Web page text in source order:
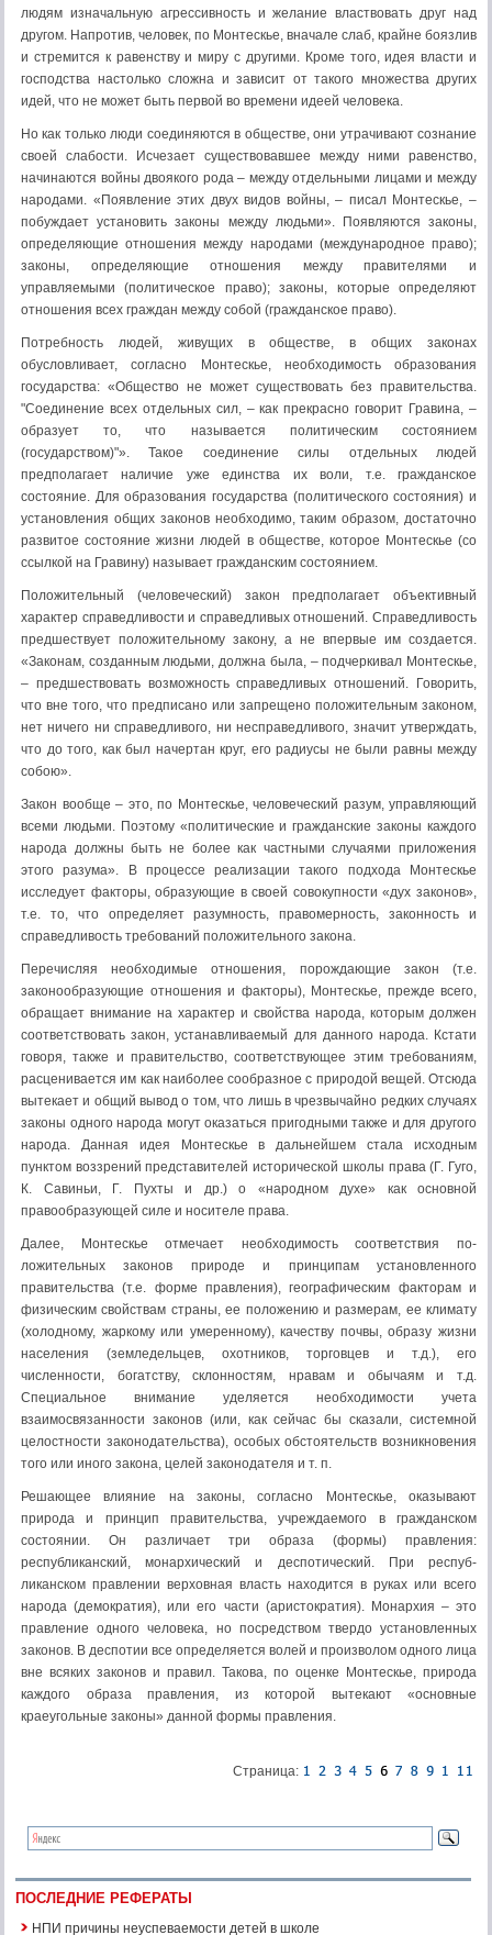
людям изначальную агрессивность и желание властво­вать друг над
другом. Напротив, человек, по Монтескье, вначале слаб, крайне боязлив
и стремится к равенству и миру с другими. Кроме того, идея власти и
господства настолько сложна и зависит от такого множества других
идей, что не может быть первой во времени идеей человека.
Но как только люди соединяются в обществе, они утрачивают сознание
своей слабости. Исчезает существовавшее между ними равенство,
начинаются войны двоякого рода – между отдель­ными лицами и между
народами. «Появление этих двух видов войны, – писал Монтескье, –
побуждает установить законы между людьми». Появляются законы,
определяющие отношения между народами (международное право);
законы, определя­ющие отношения между правителями и
управляемыми (поли­тическое право); законы, которые определяют
отношения всех граждан между собой (гражданское право).
Потребность людей, живущих в обществе, в общих законах
обусловливает, согласно Монтескье, необходимость образования
государства: «Общество не может существовать без правитель­ства.
"Соединение всех отдельных сил, – как прекрасно говорит Гравина, –
образует то, что называется политическим состо­янием
(государством)"». Такое соединение силы отдельных людей
предполагает наличие уже единства их воли, т.е. граж­данское
состояние. Для образования государства (политическо­го состояния) и
установления общих законов необходимо, таким образом, достаточно
развитое состояние жизни людей в общес­тве, которое Монтескье (со
ссылкой на Гравину) называет гражданским состоянием.
Положительный (человеческий) закон предполагает объек­тивный
характер справедливости и справедливых отношений. Справедливость
предшествует положительному закону, а не впервые им создается.
«Законам, созданным людьми, должна была, – подчеркивал Монтескье,
– предшествовать возмож­ность справедливых отношений. Говорить,
что вне того, что предписано или запрещено положительным законом,
нет ничего ни справедливого, ни несправедливого, значит утверждать,
что до того, как был начертан круг, его радиусы не были равны между
собою».
Закон вообще – это, по Монтескье, человеческий разум, управляющий
всеми людьми. Поэтому «политические и граж­данские законы каждого
народа должны быть не более как частными случаями приложения
этого разума». В процессе реализации такого подхода Монтескье
исследует факторы, образующие в своей совокупности «дух законов»,
т.е. то, что определяет разумность, правомерность, законность и
справед­ливость требований положительного закона.
Перечисляя необходимые отношения, порождающие закон (т.е.
законообразующие отношения и факторы), Монтескье, прежде всего,
обращает внимание на характер и свойства народа, которым должен
соответствовать закон, устанавливае­мый для данного народа. Кстати
говоря, также и правительство, соответствующее этим требованиям,
расценивается им как наиболее сообразное с природой вещей. Отсюда
вытекает и общий вывод о том, что лишь в чрезвычайно редких случаях
законы одного народа могут оказаться пригодными также и для другого
народа. Данная идея Монтескье в дальнейшем стала исходным
пунктом воззрений представителей исторической школы права (Г. Гуго,
К. Савиньи, Г. Пухты и др.) о «народном духе» как основной
правообразующей силе и носителе права.
Далее, Монтескье отмечает необходимость соответствия по­
ложительных законов природе и принципам установленного
правительства (т.е. форме правления), географическим факто­рам и
физическим свойствам страны, ее положению и размерам, ее климату
(холодному, жаркому или умеренному), качеству почвы, образу жизни
населения (земледельцев, охотников, тор­говцев и т.д.), его
численности, богатству, склонностям, нравам и обычаям и т.д.
Специальное внимание уделяется необходи­мости учета
взаимосвязанности законов (или, как сейчас бы сказали, системной
целостности законодательства), особых об­стоятельств возникновения
того или иного закона, целей зако­нодателя и т. п.
Решающее влияние на законы, согласно Монтескье, оказыва­ют
природа и принцип правительства, учреждаемого в граждан­ском
состоянии. Он различает три образа (формы) правления:
республиканский, монархический и деспотический. При респуб­
ликанском правлении верховная власть находится в руках или всего
народа (демократия), или его части (аристократия). Мо­нархия – это
правление одного человека, но посредством твердо установленных
законов. В деспотии все определяется волей и произволом одного лица
вне всяких законов и правил. Такова, по оценке Монтескье, природа
каждого образа правления, из ко­торой вытекают «основные
краеугольные законы» данной фор­мы правления.
Страница:
ПОСЛЕДНИЕ РЕФЕРАТЫ
НПИ причины неуспеваемости детей в школе